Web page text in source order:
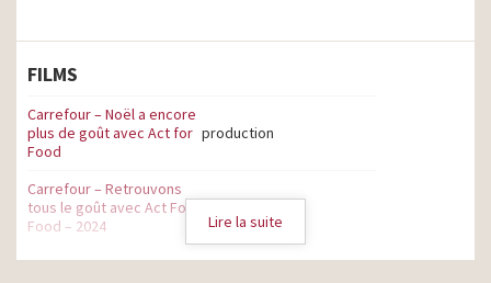
FILMS
Carrefour – Noël a encore
plus de goût avec Act for
Food
production
Carrefour – Retrouvons
tous le goût avec Act For
Food – 2024
St Hubert – L’Original – Le
Lire la suite